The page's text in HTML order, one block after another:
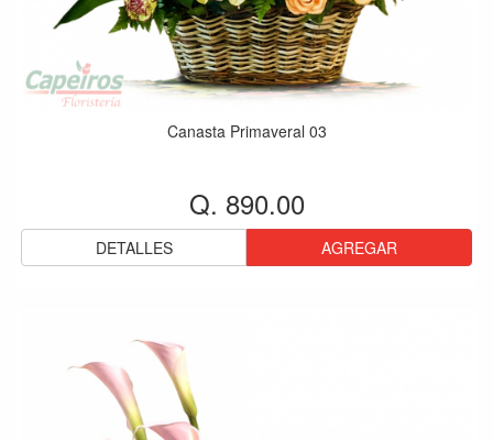
Canasta Primaveral 03
Q. 890.00
DETALLES AGREGAR